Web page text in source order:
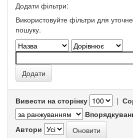
Додати фільтри:
Використовуйте фільтри для
пошуку.
Вивести на сторінку |
Автори